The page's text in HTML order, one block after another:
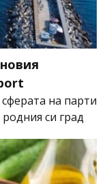
на парти
си град